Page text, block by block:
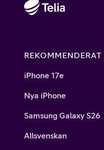
REKOMMENDERAT
iPhone 17e
Nya iPhone
Samsung Galaxy S26
Allsvenskan